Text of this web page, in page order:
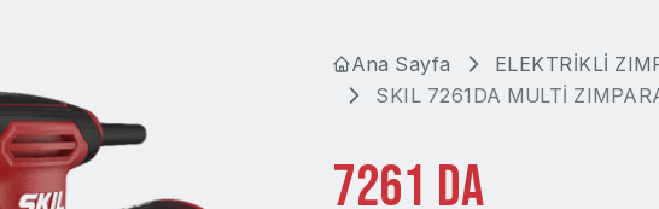
Ana Sayfa
ELEKTRİKLİ
SKIL 7261DA MULTİ
7261 DA